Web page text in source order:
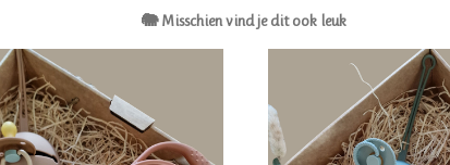
🐘 Misschien vind je dit ook leuk